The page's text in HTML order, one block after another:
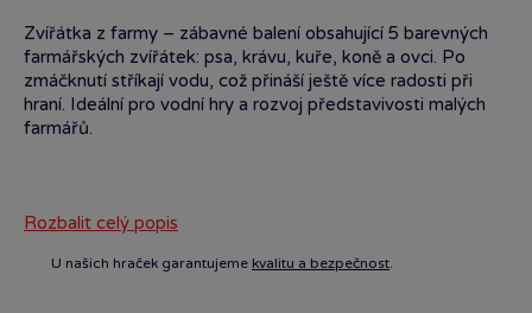
Zvířátka z farmy – zábavné balení obsahující 5 barevných
farmářských zvířátek: psa, krávu, kuře, koně a ovci. Po
zmáčknutí stříkají vodu, což přináší ještě více radosti při
hraní. Ideální pro vodní hry a rozvoj představivosti malých
farmářů.
Rozbalit celý popis
U našich hraček garantujeme kvalitu a bezpečnost.